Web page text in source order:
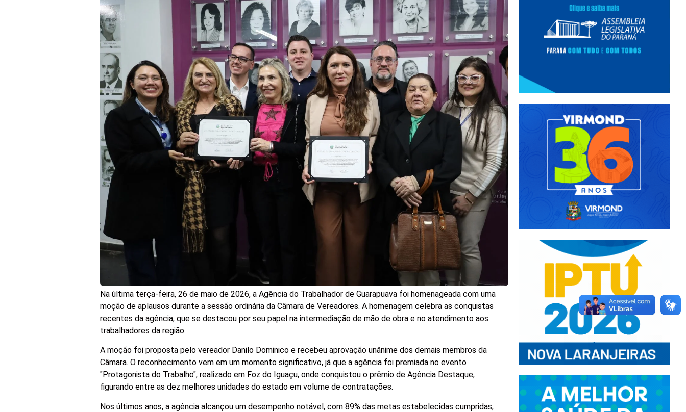
Na última terça-feira, 26 de maio de 2026, a Agência do Trabalhador de Guarapuava foi homenageada com uma
moção de aplausos durante a sessão ordinária da Câmara de Vereadores. A homenagem celebra as conquistas
recentes da agência, que se destacou por seu papel na intermediação de mão de obra e no atendimento aos
trabalhadores da região.
A moção foi proposta pelo vereador Danilo Dominico e recebeu aprovação unânime dos demais membros da
Câmara. O reconhecimento vem em um momento significativo, já que a agência foi premiada no evento
"Protagonista do Trabalho", realizado em Foz do Iguaçu, onde conquistou o prêmio de Agência Destaque,
figurando entre as dez melhores unidades do estado em volume de contratações.
Nos últimos anos, a agência alcançou um desempenho notável, com 89% das metas estabelecidas cumpridas,